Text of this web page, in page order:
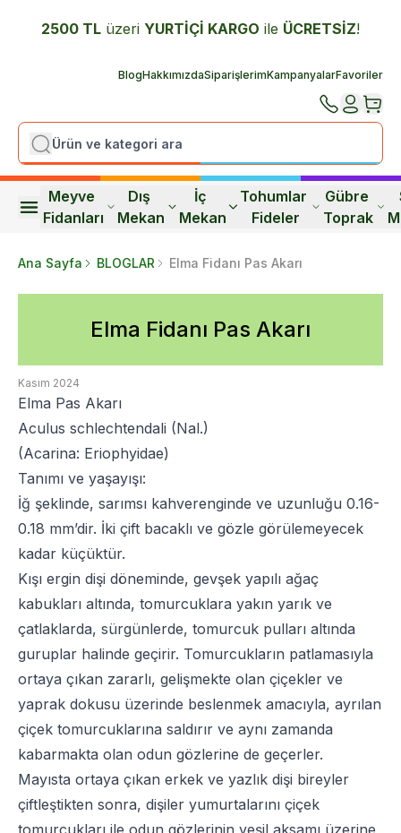
2500 TL üzeri YURTİÇİ KARGO ile ÜCRETSİZ!
BlogHakkımızdaSiparişlerimKampanyalarFavoriler
Meyve
Fidanları
Dış
Mekan
İç
Mekan
Tohumlar
Fideler
Gübre
Toprak
Ana Sayfa BLOGLAR Elma Fidanı Pas Akarı
Elma Fidanı Pas Akarı
Kasım 2024
Elma Pas Akarı
Aculus schlechtendali (Nal.)
(Acarina: Eriophyidae)
Tanımı ve yaşayışı:
İğ şeklinde, sarımsı kahverenginde ve uzunluğu 0.16-
0.18 mm’dir. İki çift bacaklı ve gözle görülemeyecek
kadar küçüktür.
Kışı ergin dişi döneminde, gevşek yapılı ağaç
kabukları altında, tomurcuklara yakın yarık ve
çatlaklarda, sürgünlerde, tomurcuk pulları altında
guruplar halinde geçirir. Tomurcukların patlamasıyla
ortaya çıkan zararlı, gelişmekte olan çiçekler ve
yaprak dokusu üzerinde beslenmek amacıyla, ayrılan
çiçek tomurcuklarına saldırır ve aynı zamanda
kabarmakta olan odun gözlerine de geçerler.
Mayısta ortaya çıkan erkek ve yazlık dişi bireyler
çiftleştikten sonra, dişiler yumurtalarını çiçek
tomurcukları ile odun gözlerinin yeşil aksamı üzerine